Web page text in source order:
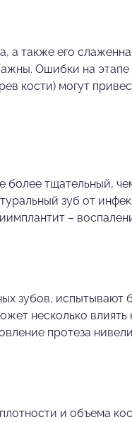
а также его
Ошибки на
кости) могут
тщательный,
зуб от
–
зубов,
несколько
протеза
и объема